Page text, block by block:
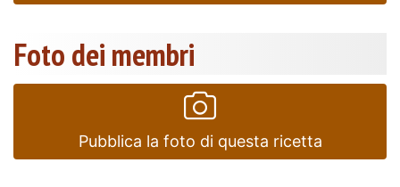
Foto dei membri
Pubblica la foto di questa ricetta